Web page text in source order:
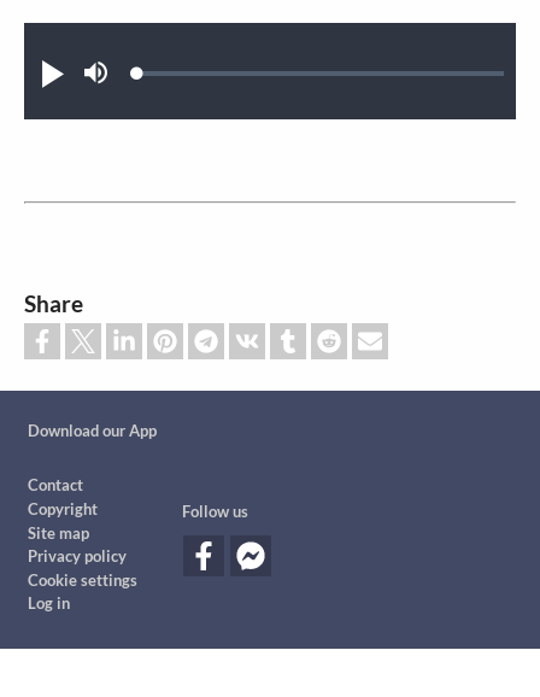
Play MuteLoaded:
Share
Download our App
Footer
Contact
Copyright
Site map
Privacy policy
Cookie settings
Log in
Follow us